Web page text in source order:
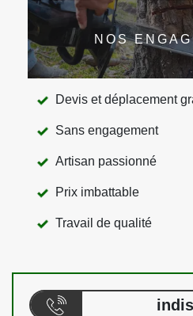
NOS
Devis et déplacement
Sans engagement
Artisan passionné
Prix imbattable
Travail de qualité